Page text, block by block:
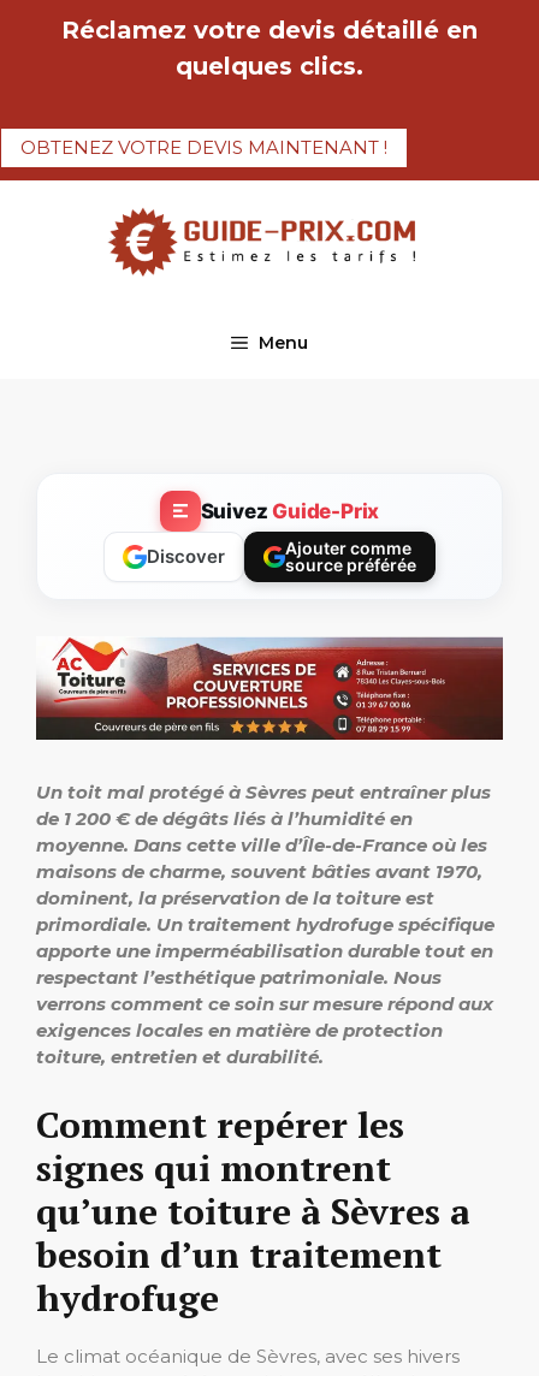
Réclamez votre devis détaillé en
quelques clics.
OBTENEZ VOTRE DEVIS MAINTENANT !
Menu
SuivezGuide-Prix
Discover
Ajouter comme
source préférée
Un toit mal protégé à Sèvres peut entraîner plus
de 1 200 € de dégâts liés à l’humidité en
moyenne. Dans cette ville d’Île-de-France où les
maisons de charme, souvent bâties avant 1970,
dominent, la préservation de la toiture est
primordiale. Un traitement hydrofuge spécifique
apporte une imperméabilisation durable tout en
respectant l’esthétique patrimoniale. Nous
verrons comment ce soin sur mesure répond aux
exigences locales en matière de protection
toiture, entretien et durabilité.
Comment repérer les
signes qui montrent
qu’une toiture à Sèvres a
besoin d’un traitement
hydrofuge
Le climat océanique de Sèvres, avec ses hivers